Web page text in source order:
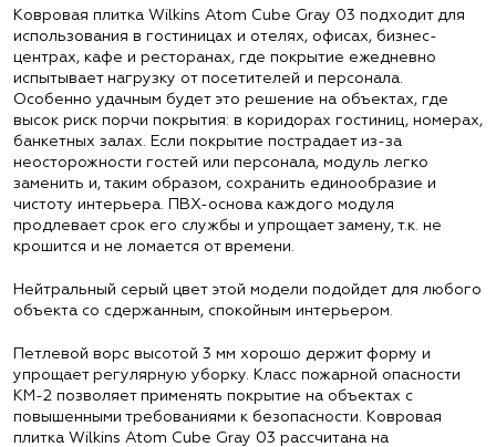
Ковровая плитка Wilkins Atom Cube Gray 03 подходит для
использования в гостиницах и отелях, офисах, бизнес-
центрах, кафе и ресторанах, где покрытие ежедневно
испытывает нагрузку от посетителей и персонала.
Особенно удачным будет это решение на объектах, где
высок риск порчи покрытия: в коридорах гостиниц, номерах,
банкетных залах. Если покрытие пострадает из-за
неосторожности гостей или персонала, модуль легко
заменить и, таким образом, сохранить единообразие и
чистоту интерьера. ПВХ-основа каждого модуля
продлевает срок его службы и упрощает замену, т.к. не
крошится и не ломается от времени.
Нейтральный серый цвет этой модели подойдет для любого
объекта со сдержанным, спокойным интерьером.
Петлевой ворс высотой 3 мм хорошо держит форму и
упрощает регулярную уборку. Класс пожарной опасности
КМ-2 позволяет применять покрытие на объектах с
повышенными требованиями к безопасности. Ковровая
плитка Wilkins Atom Cube Gray 03 рассчитана на